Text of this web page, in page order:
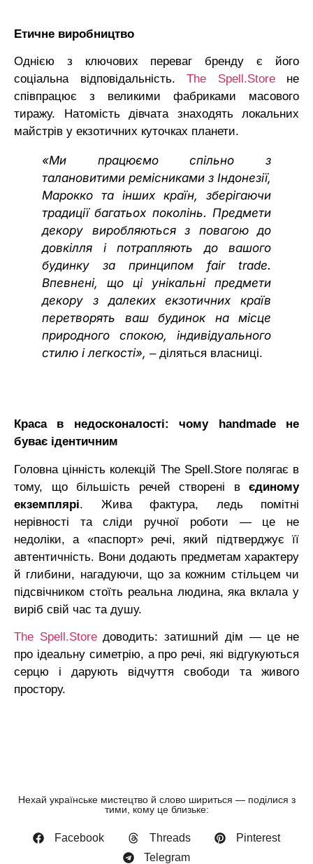
Етичне виробництво
Однією з ключових переваг бренду є його
соціальна відповідальність. The Spell.Storeне
співпрацює з великими фабриками масового
тиражу. Натомість дівчата знаходять локальних
майстрів у екзотичних куточках планети.
«Ми працюємо спільно з
талановитими ремісниками з Індонезії,
Марокко та інших країн, зберігаючи
традиції багатьох поколінь. Предмети
декору виробляються з повагою до
довкілля і потрапляють до вашого
будинку за принципом fair trade.
Впевнені, що ці унікальні предмети
декору з далеких екзотичних країв
перетворять ваш будинок на місце
природного спокою, індивідуального
стилю і легкості», – діляться власниці.
Краса в недосконалості: чому handmade не
буває ідентичним
Головна цінність колекцій The Spell.Store полягає в
тому, що більшість речей створені в єдиному
екземплярі. Жива фактура, ледь помітні
нерівності та сліди ручної роботи — це не
недоліки, а «паспорт» речі, який підтверджує її
автентичність. Вони додають предметам характеру
й глибини, нагадуючи, що за кожним стільцем чи
підсвічником стоїть реальна людина, яка вклала у
виріб свій час та душу.
The Spell.Storeдоводить: затишний дім — це не
про ідеальну симетрію, а про речі, які відгукуються
серцю і дарують відчуття свободи та живого
простору.
Нехай українське мистецтво й слово шириться — поділися з
тими, кому це близьке:
Facebook Threads
Pinterest
Telegram